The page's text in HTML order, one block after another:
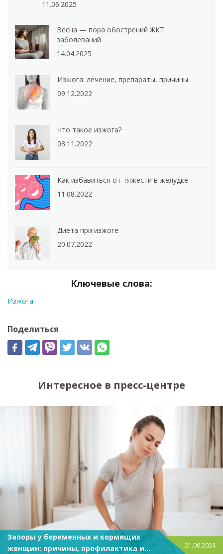
11.06.2025
Весна — пора обострений ЖКТ
заболеваний
14.04.2025
Изжога: лечение, препараты, причины
09.12.2022
Что такое изжога?
03.11.2022
Как избавиться от тяжести в желудке
11.08.2022
Диета при изжоге
20.07.2022
Ключевые слова:
Изжога
Поделиться
Интересное в пресс-центре
Запоры у беременных и кормящих
женщин: причины, профилактика и
21.06.2024